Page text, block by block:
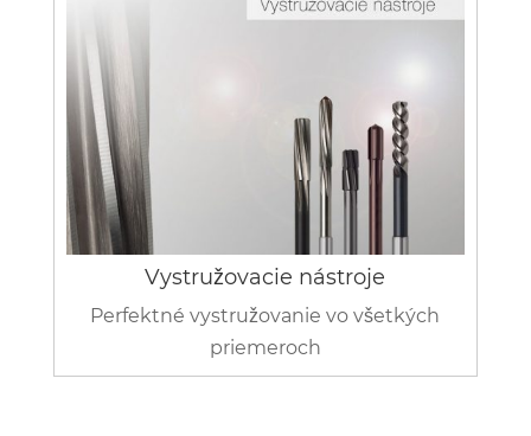
Vystružovacie nástroje
Perfektné vystružovanie vo všetkých
priemeroch